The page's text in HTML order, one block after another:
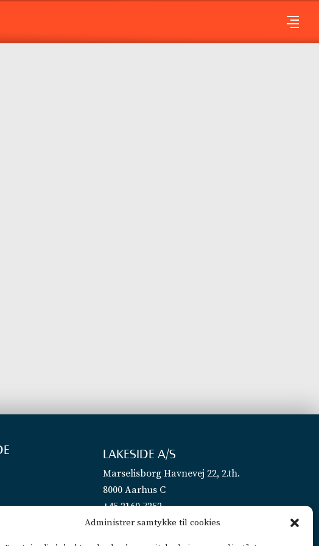
Administrer samtykke til cookies
LAKESIDE A/S
Marselisborg Havnevej 22, 2.th.
8000 Aarhus C
+45 2160 7252
info@lakeside.dk